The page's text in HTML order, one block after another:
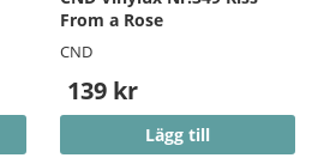
From a Rose
CND
139 kr
Lägg till